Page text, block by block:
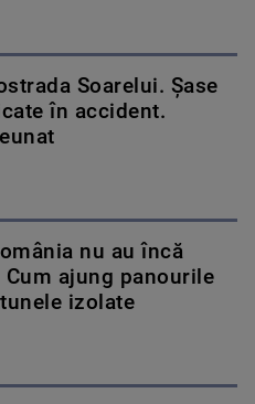
Soarelui. Șase
în accident.
nu au încă
ajung panourile
izolate